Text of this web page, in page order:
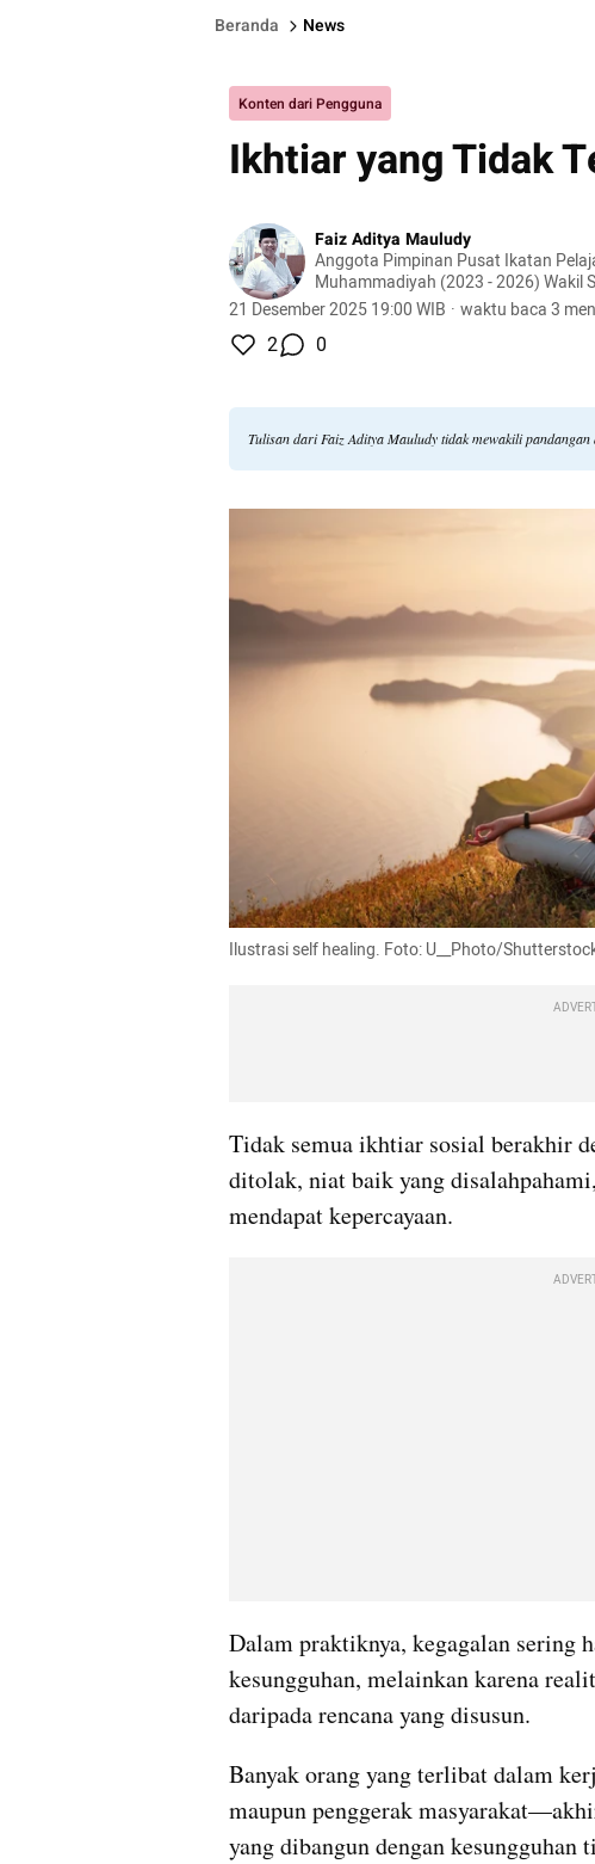
Beranda News
Konten dari Pengguna
Ikhtiar yang Tidak
Faiz Aditya Mauludy
Anggota Pimpinan Pusat Ikatan
Muhammadiyah (2023 - 2026) Wakil
Pemuda Muhammadiyah DKI Jakarta Anggota
Selatan
21 Desember 2025 19:00 WIB · waktu baca 3
2 0
Tulisan dari Faiz Aditya Mauludy tidak mewakili
Ilustrasi self healing. Foto: U__Photo/
Tidak semua ikhtiar sosial berakhir
ditolak, niat baik yang
mendapat kepercayaan.
Dalam praktiknya, kegagalan sering
kesungguhan, melainkan karena
daripada rencana yang disusun.
Banyak orang yang terlibat dalam
maupun penggerak
yang dibangun dengan kesungguhan